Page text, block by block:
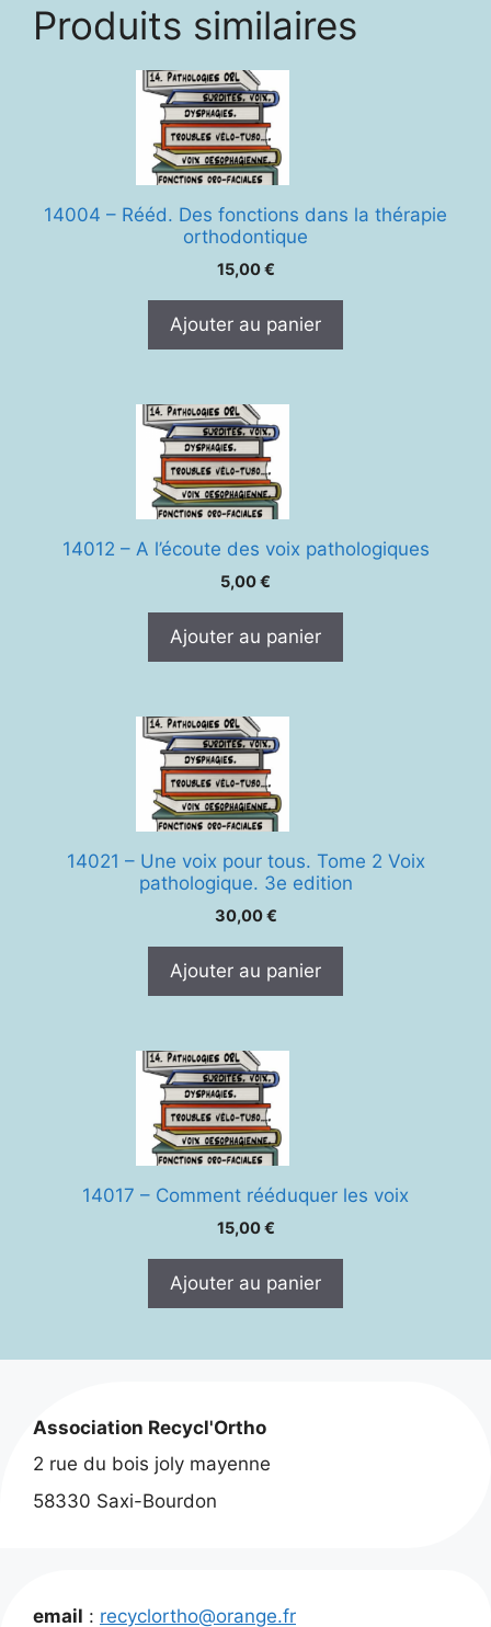
Produits similaires
14004 – Rééd. Des fonctions dans la thérapie
orthodontique
15,00€
Ajouter au panier
14012 – A l’écoute des voix pathologiques
5,00€
Ajouter au panier
14021 – Une voix pour tous. Tome 2 Voix
pathologique. 3e edition
30,00€
Ajouter au panier
14017 – Comment rééduquer les voix
15,00€
Ajouter au panier
Association Recycl'Ortho
2 rue du bois joly mayenne
58330 Saxi-Bourdon
email : recyclortho@orange.fr